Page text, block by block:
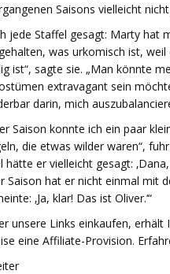
Saisons vielleicht
jede Staffel gesagt: Marty hat
was urkomisch ist, weil
ist“, sagte sie. „Man könnte
extravagant sein
darin, mich
Saison konnte ich ein paar
die etwas wilder waren“,
hätte er vielleicht gesagt: ‚Dana,
Saison hat er nicht einmal mit
‚Ja, klar! Das ist Oliver.‘“
unsere Links einkaufen, erhält
eine Affiliate-Provision.